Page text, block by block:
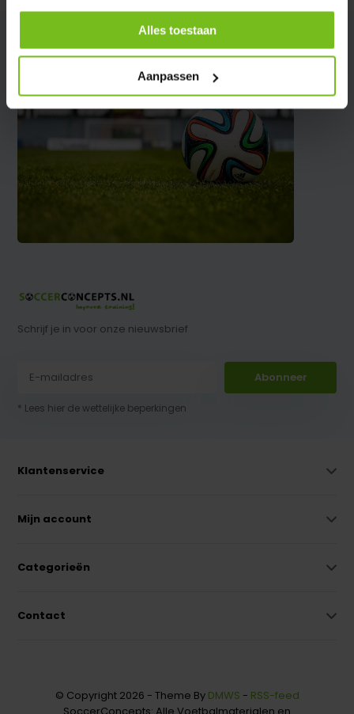
Alles toestaan
Aanpassen
Schrijf je in voor onze nieuwsbrief
Abonneer
* Lees hier de wettelijke beperkingen
Klantenservice
Mijn account
Categorieën
Contact
© Copyright 2026 - Theme By DMWS - RSS-feed
SoccerConcepts: Alle Voetbalmaterialen en